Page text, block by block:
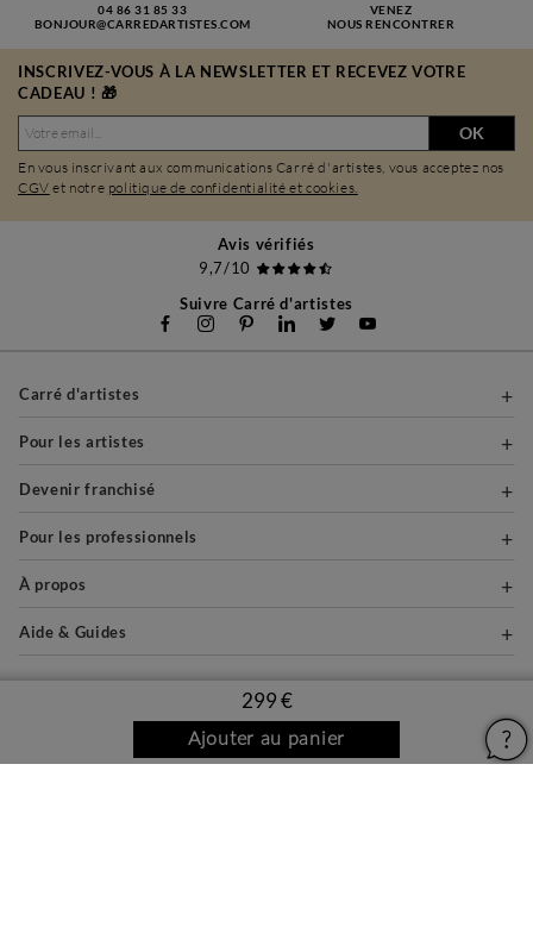
299 €
Ajouter au panier
04 86 31 85 33
BONJOUR@CARREDARTISTES.COM
VENEZ
NOUS RENCONTRER
INSCRIVEZ-VOUS À LA NEWSLETTER ET RECEVEZ VOTRE
CADEAU ! 🎁
OK
En vous inscrivant aux communications Carré d'artistes, vous acceptez nos
CGV et notre politique de confidentialité et cookies.
Avis vérifiés
9,7/10
Suivre Carré d'artistes
Carré d'artistes
Pour les artistes
Devenir franchisé
Pour les professionnels
À propos
Aide & Guides
Mentions légales
Conditions générales d'utilisation